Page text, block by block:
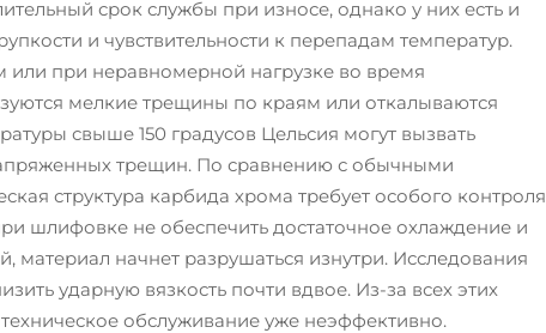
срок службы при износе, однако у них есть и
и чувствительности к перепадам температур.
при неравномерной нагрузке во время
мелкие трещины по краям или откалываются
свыше 150 градусов Цельсия могут вызвать
трещин. По сравнению с обычными
структура карбида хрома требует особого контроля
шлифовке не обеспечить достаточное охлаждение и
материал начнет разрушаться изнутри. Исследования
ударную вязкость почти вдвое. Из-за всех этих
обслуживание уже неэффективно.